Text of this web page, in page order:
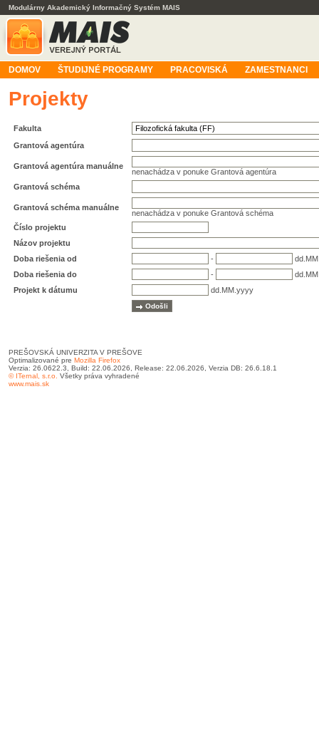
Modulárny Akademický Informačný Systém MAIS
DOMOV ŠTUDIJNÉ PROGRAMY PRACOVISKÁ ZAMESTNANCI
Projekty
Fakulta
Grantová agentúra
Grantová agentúra manuálne
nenachádza v ponuke Grantová agentúra
Grantová schéma
Grantová schéma manuálne
nenachádza v ponuke Grantová schéma
Číslo projektu
Názov projektu
Doba riešenia od
-
Doba riešenia do
-
Projekt k dátumu
dd.MM.yyyy
PREŠOVSKÁ UNIVERZITA V PREŠOVE
Optimalizované pre Mozilla Firefox
Verzia: 26.0622.3, Build: 22.06.2026, Release: 22.06.2026, Verzia DB: 26.6.18.1
© ITernal, s.r.o. Všetky práva vyhradené
www.mais.sk